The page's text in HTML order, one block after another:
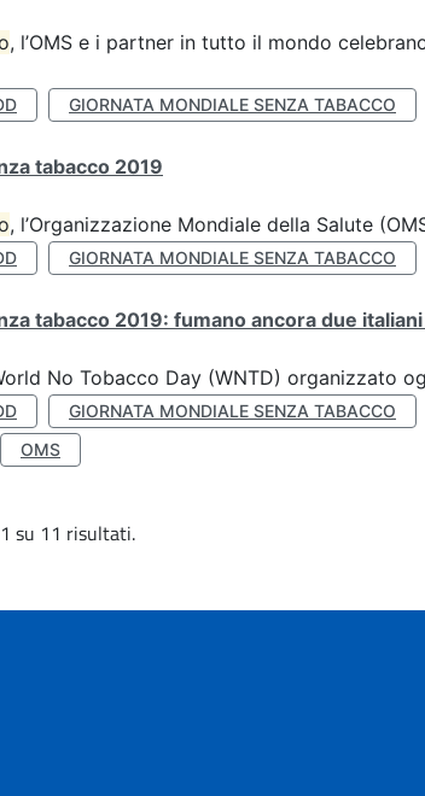
, l’OMS e i partner in tutto il mondo
GIORNATA MONDIALE SENZA TABACCO
tabacco 2019
, l’Organizzazione Mondiale della Salute
GIORNATA MONDIALE SENZA TABACCO
tabacco 2019: fumano ancora due
No Tobacco Day (WNTD) organizzato
GIORNATA MONDIALE SENZA TABACCO
OMS
su 11 risultati.